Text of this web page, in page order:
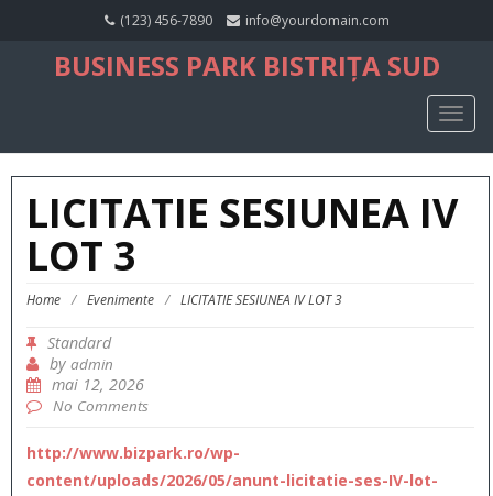
(123) 456-7890 info@yourdomain.com
BUSINESS PARK BISTRIȚA SUD
LICITATIE SESIUNEA IV
LOT 3
Home / Evenimente / LICITATIE SESIUNEA IV LOT 3
Standard
by admin
mai 12, 2026
No Comments
http://www.bizpark.ro/wp-
content/uploads/2026/05/anunt-licitatie-ses-IV-lot-